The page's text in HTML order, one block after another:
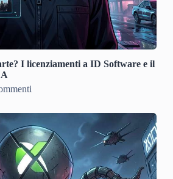
I licenziamenti a ID Software e il